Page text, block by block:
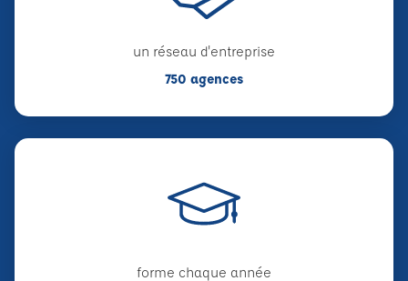
un réseau d'entreprise
750 agences
forme chaque année